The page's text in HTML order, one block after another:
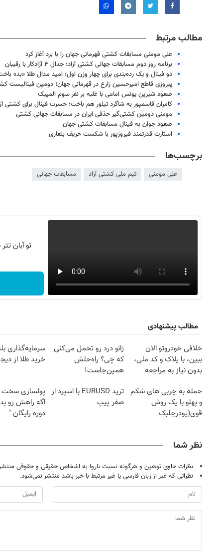
مطالب مرتبط
علی مومنی مسابقات کشتی قهرمانی جهان را با برد آغاز کرد
برنامه روز دوم مسابقات جهانی کشتی آزاد؛ جدال ۴ آزادکار با رقیبان
دو فینال و یک رده‌بندی برای چهار وزن اول؛ امید مدال طلا «بد»
پیروزی قاطع امیرحسین زارع در قهرمانی جهان؛ دومین فینالیست
صعود شیرین یونس امامی با غلبه بر نفر سوم المپیک
کامران قاسمپور به شاگرد تیلور هم باخت؛ حسرت فینال برای کشتی
مومنی دومین کشتی‌گیر حذفی ایران در مسابقات جهانی کشتی
صعود جوان به فینال مسابقات کشتی جهان
استارت قدرتمند فیروزپور با شکست حریف بلغاری
برچسب‌ها
علی مومنی تیم ملی کشتی آزاد مسابقات جهانی
تو آبان
مطالب پیشنهادی
خلافی خودروتو الان
ببین، با پلاک و کد ملی،
بدون نیاز به مراجعه
زانو درد رو تحمل می‌کنی
که چی؟ راه‌حلش
همین‌جاست!
سرمایه‌گذاری
خرید طلا از
حمله به چربی های شکم
و پهلو با یک روش
قوی(پودرجلبک
ترید EURUSD با اسپرد از
صفر پیپ
پولسازی
اگه راهش رو
دوره رایگان "
نظر شما
نظرات حاوی توهین و هرگونه نسبت ناروا به اشخاص حقیقی و حقوقی
نظراتی که غیر از زبان فارسی یا غیر مرتبط با خبر باشد منتشر نمی‌شود.
روزنامه‌های ورزشی شنبه ۱۷ مرداد ۱۴۰۵